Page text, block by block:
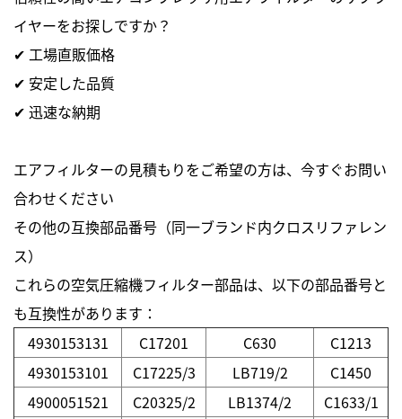
イヤーをお探しですか？
✔ 工場直販価格
✔ 安定した品質
✔ 迅速な納期
エアフィルターの見積もりをご希望の方は、今すぐお問い
合わせください
その他の互換部品番号（同一ブランド内クロスリファレン
ス）
これらの空気圧縮機フィルター部品は、以下の部品番号と
も互換性があります：
4930153131
C17201 C630
C1213
4930153101
C17225/3 LB719/2
C1450
4900051521
C20325/2 LB1374/2
C1633/1